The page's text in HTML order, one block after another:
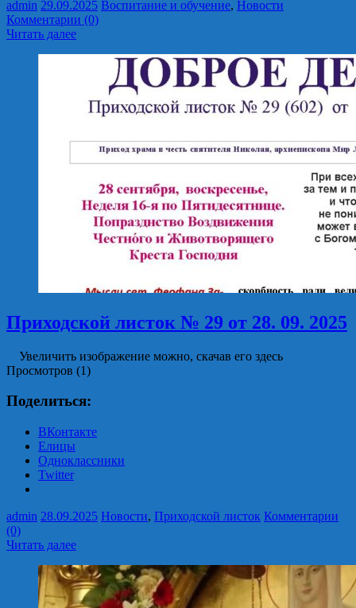
admin 29.09.2025 Воспитание и обучение, Новости
Комментарии (0)
Читать далее
Приходской листок № 29 от 28. 09. 2025
Увеличить изображение можно, скачав его здесь
Просмотров (1)
Поделиться:
ВКонтакте
Елицы
Одноклассники
Twitter
admin 28.09.2025 Новости, Приходской листок Комментарии
(0)
Читать далее